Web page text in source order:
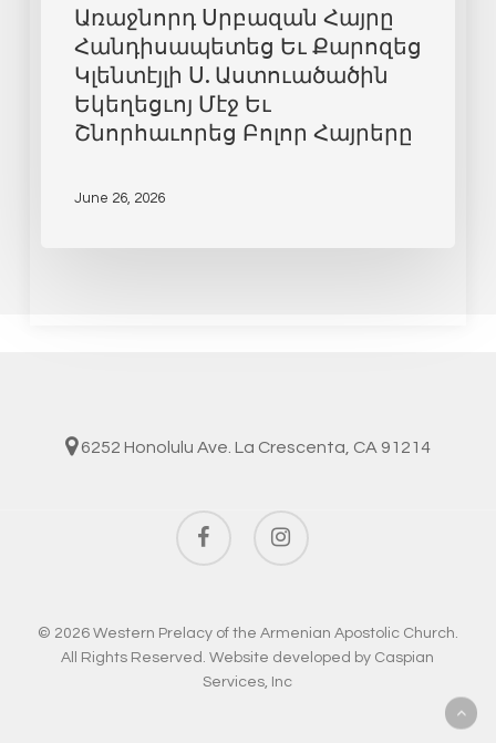
Առաջնորդ Սրբազան Հայրը
Հանդիսապետեց Եւ Քարոզեց
Կլենտէյլի Ս. Աստուածածին
Եկեղեցւոյ Մէջ Եւ
Շնորհաւորեց Բոլոր Հայրերը
June 26, 2026
6252 Honolulu Ave. La Crescenta, CA 91214
facebook instagram
© 2026 Western Prelacy of the Armenian Apostolic Church.
All Rights Reserved. Website developed by Caspian
Services, Inc